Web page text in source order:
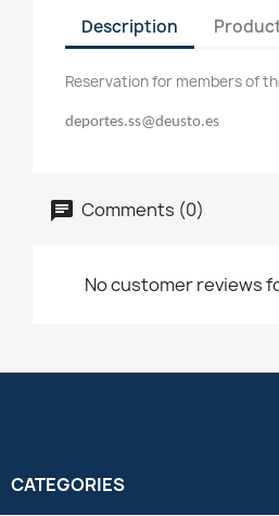
Description
Reservation for members of
deportes.ss@deusto.es
Comments (0)
No customer reviews
CATEGORIES